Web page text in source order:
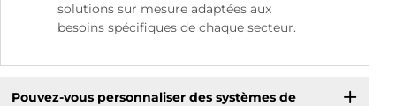
solutions sur mesure adaptées aux
besoins spécifiques de chaque secteur.
Pouvez-vous personnaliser des systèmes de